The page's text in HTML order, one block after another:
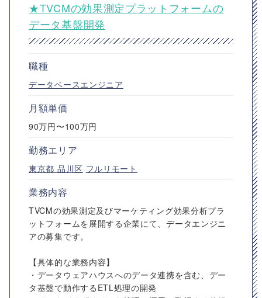
★TVCMの効果測定プラットフォームの
データ基盤開発
職種
データベースエンジニア
月額単価
90万円〜100万円
勤務エリア
東京都 品川区 フルリモート
業務内容
TVCMの効果測定及びマーケティング効果分析プラ
ットフォームを展開する企業にて、データエンジニ
アの募集です。
【具体的な業務内容】
・データウェアハウスへのデータ連携を含む、デー
タ基盤で動作するETL処理の開発